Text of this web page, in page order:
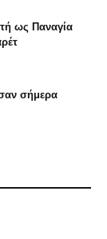
ως Παναγία
σήμερα